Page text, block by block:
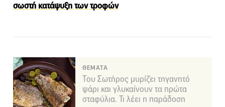
σωστή κατάψυξη των τροφών
ΘΕΜΑΤΑ
Του Σωτήρος μυρίζει τηγανητό
ψάρι και γλυκαίνουν τα πρώτα
σταφύλια. Τι λέει η παράδοση